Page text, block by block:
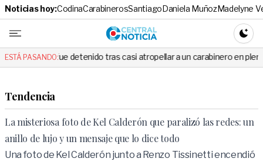
Noticias hoy:CodinaCarabinerosSantiagoDaniela MuñozMadelyne
Central
ESTÁ PASANDO:tras casi atropellar a un carabinero en plena fiscalización
Tendencia
La misteriosa foto de Kel Calderón que paralizó las redes: un
anillo de lujo y un mensaje que lo dice todo
Una foto de Kel Calderón junto a Renzo Tissinetti encendió